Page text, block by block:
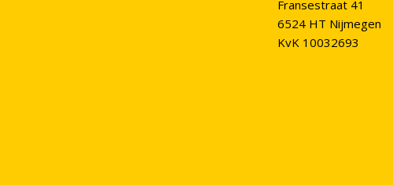
Fransestraat 41
6524 HT Nijmegen
KvK 10032693